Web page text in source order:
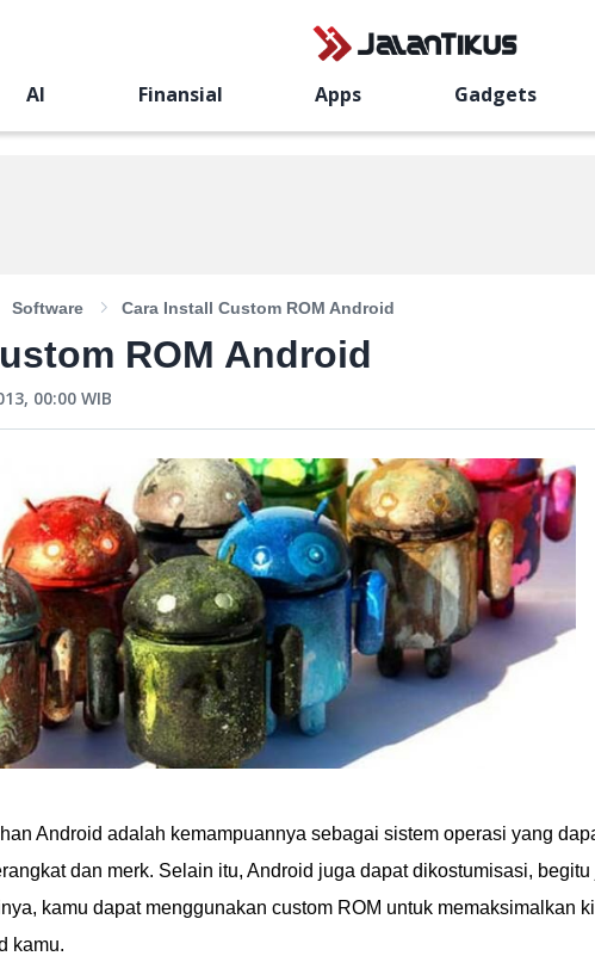
AI Finansial Apps Gadgets
Software Cara Install Custom ROM Android
ROM Android
00:00 WIB
Android adalah kemampuannya sebagai sistem operasi yang
dan merk. Selain itu, Android juga dapat dikostumisasi,
kamu dapat menggunakan custom ROM untuk memaksimalkan
kamu.